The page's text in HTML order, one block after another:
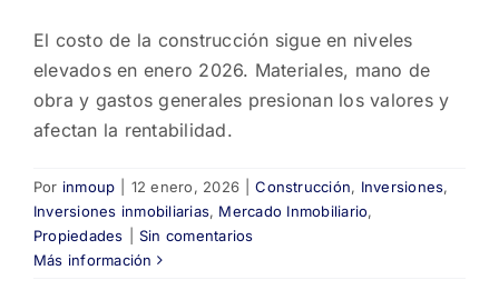
El costo de la construcción sigue en niveles
elevados en enero 2026. Materiales, mano de
obra y gastos generales presionan los valores y
afectan la rentabilidad.
Por inmoup 12 enero, 2026 Construcción, Inversiones,
Inversiones inmobiliarias, Mercado Inmobiliario,
Propiedades
Sin comentarios
Más información